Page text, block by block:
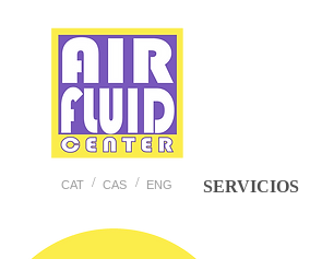
CAS SERVICIOS
ENG
/
/
CAT